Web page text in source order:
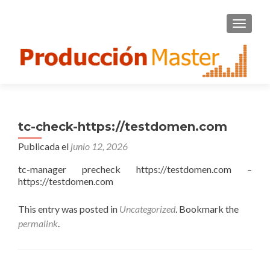
tc-check-https://testdomen.com
Publicada el junio 12, 2026
tc-manager precheck https://testdomen.com –
https://testdomen.com
This entry was posted in Uncategorized. Bookmark the
permalink.